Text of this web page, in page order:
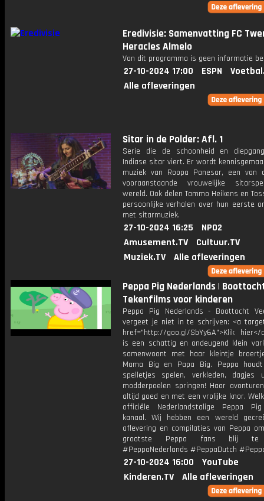
Eredivisie: Samenvatting FC
Heracles Almelo
Van dit programma is geen informatie
27-10-2024 17:00 ESPN
Alle afleveringen
Sitar in de Polder: Afl. 1
Serie die de schoonheid en
Indiase sitar viert. Er wordt
muziek van Roopa Panesar, een van
vooraanstaande vrouwelijke
wereld. Ook delen Tammo Heikens en
persoonlijke verhalen over hun eerste
met sitarmuziek.
27-10-2024 16:25
NPO2
Amusement.TV
Cultuur.TV
Muziek.TV
Alle afleveringen
Peppa Pig Nederlands |
Tekenfilms voor kinderen
Peppa Pig Nederlands - Boottocht
vergeet je niet in te schrijven: <a
href="http://goo.gl/SbYy6A">Klik
is een schattig en ondeugend klein
samenwoont met haar kleintje
Mama Big en Papa Big. Peppa
spelletjes spelen, verkleden,
modderpoelen springen! Haar
altijd goed en met een vrolijke knor.
officiële Nederlandstalige Peppa
kanaal. Wij hebben een wereld
aflevering en compilaties van Peppa
grootste Peppa fans blij te
#PeppaNederlands #PeppaDutch
27-10-2024 16:00
YouTube
Kinderen.TV
Alle afleveringen